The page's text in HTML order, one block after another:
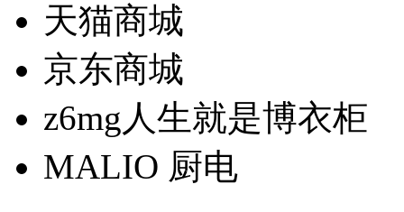
天猫商城
京东商城
z6mg人生就是博衣柜
MALIO 厨电